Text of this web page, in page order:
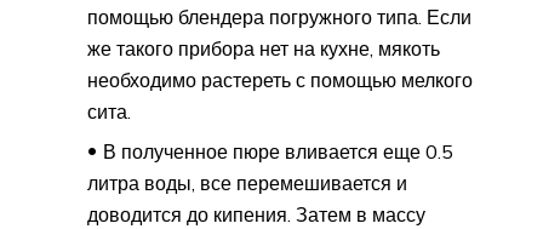
помощью блендера погружного типа. Если
же такого прибора нет на кухне, мякоть
необходимо растереть с помощью мелкого
сита.
В полученное пюре вливается еще 0.5
литра воды, все перемешивается и
доводится до кипения. Затем в массу